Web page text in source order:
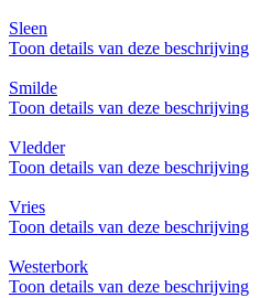
Sleen
Toon details van deze beschrijving
Smilde
Toon details van deze beschrijving
Vledder
Toon details van deze beschrijving
Vries
Toon details van deze beschrijving
Westerbork
Toon details van deze beschrijving